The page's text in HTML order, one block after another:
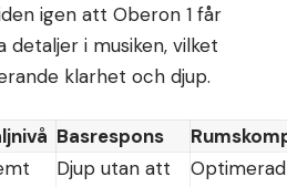
igen att Oberon 1 får
i musiken, vilket
klarhet och djup.
Basrespons
Djup utan att